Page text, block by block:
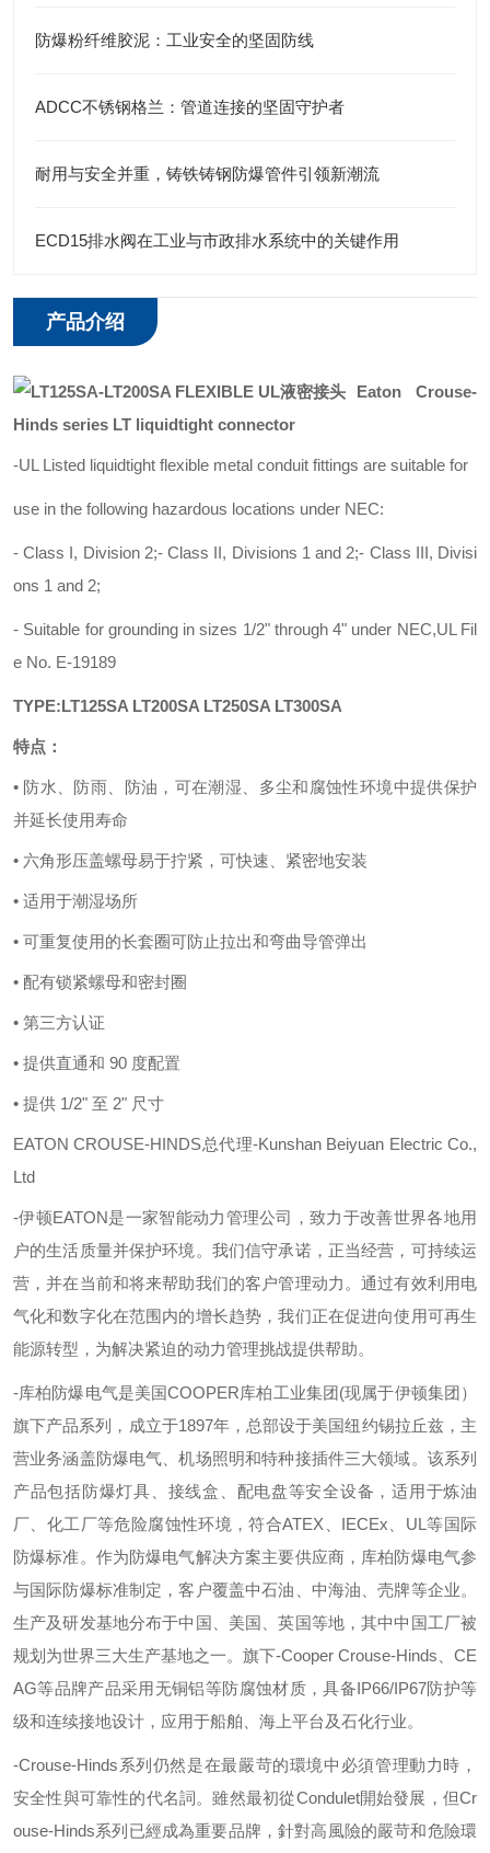
防爆粉纤维胶泥：工业安全的坚固防线
ADCC不锈钢格兰：管道连接的坚固守护者
耐用与安全并重，铸铁铸钢防爆管件引领新潮流
ECD15排水阀在工业与市政排水系统中的关键作用
产品介绍
Eaton Crouse-
Hinds series LT liquidtight connector
-UL Listed liquidtight flexible metal conduit fittings are suitable for
use in the following hazardous locations under NEC:
- Class I, Division 2;- Class II, Divisions 1 and 2;- Class III, Divisi
ons 1 and 2;
- Suitable for grounding in sizes 1/2" through 4" under NEC,UL Fil
e No. E-19189
TYPE:LT125SA LT200SA LT250SA LT300SA
特点：
• 防水、防雨、防油，可在潮湿、多尘和腐蚀性环境中提供保护
并延长使用寿命
• 六角形压盖螺母易于拧紧，可快速、紧密地安装
• 适用于潮湿场所
• 可重复使用的长套圈可防止拉出和弯曲导管弹出
• 配有锁紧螺母和密封圈
• 第三方认证
• 提供直通和 90 度配置
• 提供 1/2" 至 2" 尺寸
EATON CROUSE-HINDS总代理-Kunshan Beiyuan Electric Co.,
Ltd
-伊顿EATON是一家智能动力管理公司，致力于改善世界各地用
户的生活质量并保护环境。我们信守承诺，正当经营，可持续运
营，并在当前和将来帮助我们的客户管理动力。通过有效利用电
气化和数字化在范围内的增长趋势，我们正在促进向使用可再生
能源转型，为解决紧迫的动力管理挑战提供帮助。
-库柏防爆电气是美国COOPER库柏工业集团(现属于伊顿集团）
旗下产品系列，成立于1897年，总部设于美国纽约锡拉丘兹，主
营业务涵盖防爆电气、机场照明和特种接插件三大领域。该系列
产品包括防爆灯具、接线盒、配电盘等安全设备，适用于炼油
厂、化工厂等危险腐蚀性环境，符合ATEX IECEx UL 等国际
防爆标准。作为防爆电气解决方案主要供应商，库柏防爆电气参
与国际防爆标准制定，客户覆盖中石油、中海油、壳牌等企业。
生产及研发基地分布于中国、美国、英国等地，其中中国工厂被
规划为世界三大生产基地之一。旗下-Cooper Crouse-Hinds
CE
AG等品牌产品采用无铜铝等防腐蚀材质，具备IP66/IP67防护等
级和连续接地设计，应用于船舶、海上平台及石化行业。
-Crouse-Hinds系列仍然是在最嚴苛的環境中必須管理動力時，
安全性與可靠性的代名詞。雖然最初從Condulet開始發展，但Cr
ouse-Hinds系列已經成為重要品牌，針對高風險的嚴苛和危險環